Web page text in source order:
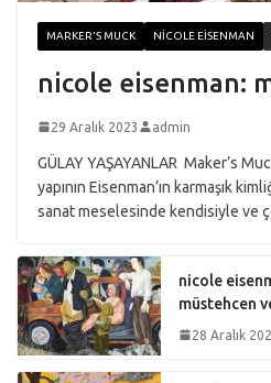
MARKER'S MUCK NICOLE EISENMAN
nicole eisenman:
29 Aralık 2023 admin
GÜLAY YAŞAYANLAR Maker’s
yapının Eisenman’ın karmaşık
sanat meselesinde kendisiyle ve
nicole
müstehcen
28 Aralık